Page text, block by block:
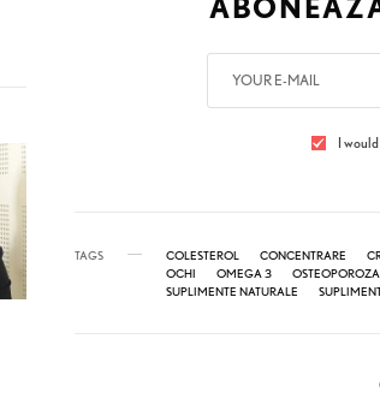
I
TAGS COLESTEROL CONCENTRARE
OCHI
OMEGA 3 OSTEOPOROZA
SUPLIMENTE NATURALE